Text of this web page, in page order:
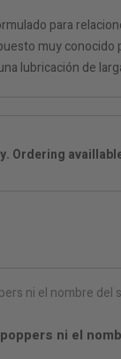
para
muy conocido
lubricación de
Ordering
ni el